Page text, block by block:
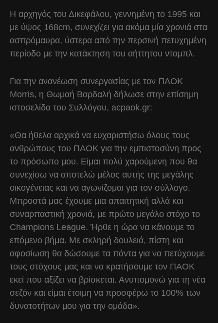
Η αρχηγός του Δικεφάλου, γεννημένη το 1995 και
με ύψος 168cm, συνεχίζει για ακόμα μία χρονιά στα
ασπρόμαυρα, ύστερα από την περσινή πετυχημένη
περίοδο με την κατάκτηση του αήττητου νταμπλ.
Για την ανανέωση συνεργασίας με τον ΠΑΟΚ
Morris, η Θωμαή Βαρδαλή δήλωσε στην επίσημη
ιστοσελίδα του Συλλόγου, acpaok.gr:
«Θα ήθελα αρχικά να ευχαριστήσω όλους τους
ανθρώπους του ΠΑΟΚ για την εμπιστοσύνη προς
το πρόσωπο μου. Είμαι πολύ χαρούμενη που θα
συνεχίσω να αποτελώ μέλος αυτής της μεγάλης
οικογένειας και να αγωνίζομαι για τον σύλλογο.
Μπροστά μας έχουμε μια απαιτητική αλλά και
συναρπαστική χρονιά, με πρώτο μεγάλο στόχο το
Champions League. Ήρθε η ώρα να κάνουμε το
επόμενο βήμα. Με σκληρή δουλειά, πίστη και
αφοσίωση θα δώσουμε τα πάντα για να πετύχουμε
τους στόχους μας και να κρατήσουμε τον ΠΑΟΚ
εκεί που αξίζει να βρίσκεται. Ανυπομονώ για τη νέα
σεζόν και είμαι έτοιμη να προσφέρω το 100% των
δυνατοτήτων μου για την ομάδα».